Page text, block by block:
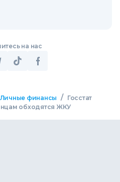
на нас
Личные финансы /
Госстат
обходятся ЖКУ